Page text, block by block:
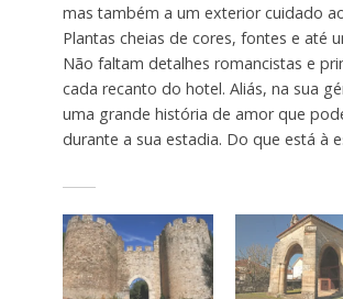
mas também a um exterior cuidado
Plantas cheias de cores, fontes e até
Não faltam detalhes romancistas e
cada recanto do hotel. Aliás, na sua
uma grande história de amor que
durante a sua estadia. Do que está à